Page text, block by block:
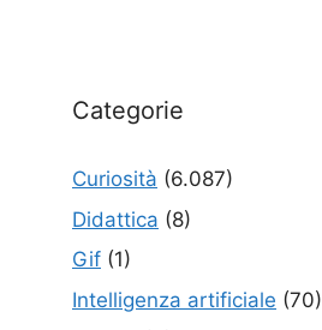
Categorie
Curiosità (6.087)
Didattica (8)
Gif (1)
Intelligenza artificiale (70)